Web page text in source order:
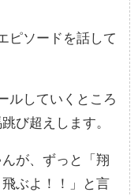
ピソードを話して
ルしていくところ
び超えします。
が、ずっと「翔
ぶよ！！」と言